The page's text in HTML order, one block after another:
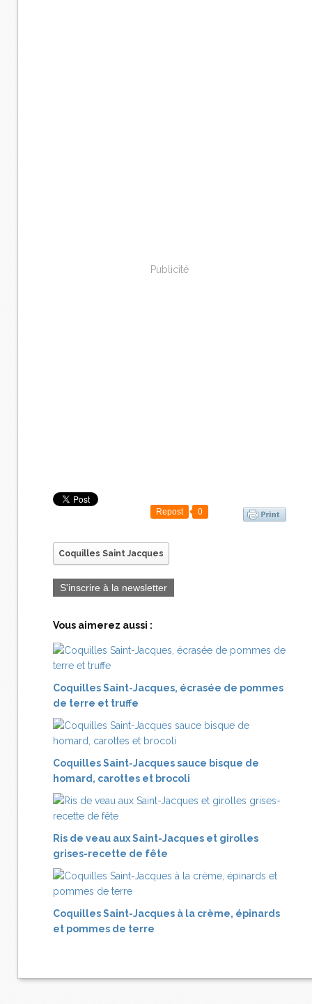
Publicité
Repost 0
Coquilles Saint Jacques
S'inscrire à la newsletter
Vous aimerez aussi :
Coquilles Saint-Jacques, écrasée de pommes
de terre et truffe
Coquilles Saint-Jacques sauce bisque de
homard, carottes et brocoli
Ris de veau aux Saint-Jacques et girolles
grises-recette de fête
Coquilles Saint-Jacques à la crème, épinards
et pommes de terre